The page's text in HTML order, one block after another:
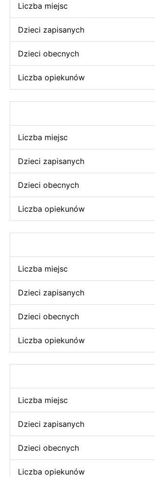
Liczba miejsc
Dzieci zapisanych
Dzieci obecnych
Liczba opiekunów
Liczba miejsc
Dzieci zapisanych
Dzieci obecnych
Liczba opiekunów
Liczba miejsc
Dzieci zapisanych
Dzieci obecnych
Liczba opiekunów
Liczba miejsc
Dzieci zapisanych
Dzieci obecnych
Liczba opiekunów